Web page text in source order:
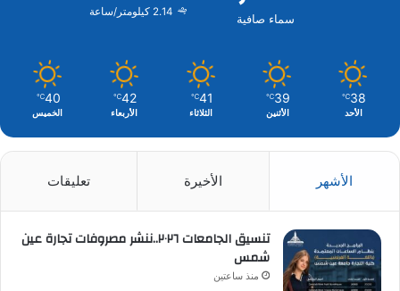
سماء صافية
2.14 كيلومتر/ساعة
38
℃
الأحد
39
℃
الأثنين
41
℃
الثلاثاء
42
℃
الأربعاء
40
℃
الخميس
الأشهر الأخيرة تعليقات
تنسيق الجامعات ٢٠٢٦..ننشر مصروفات تجارة عين
شمس
منذ ساعتين